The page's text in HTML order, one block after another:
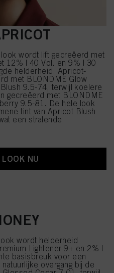
wordt lift gecreëerd met
12% | 40 Vol. en 9% | 30
helderheid. Apricot-
met BLONDME Glow
9.5-74, terwijl koelere
gecreëerd met BLONDME
9.5-81. De hele look
tint van Apricot Blush
een stralende
NU
wordt helderheid
Lightener 9+ en 2% |
basisbreuk voor een
overgang bij de